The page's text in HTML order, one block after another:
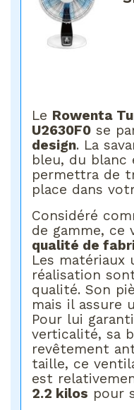
Le Rowenta
U2630F0 se
design. La
bleu, du
permettra de
place dans
Considéré
de gamme, ce
qualité de
Les matériaux
réalisation
qualité. Son
mais il assure
Pour lui
verticalité, sa
revêtement
taille, ce
est
2.2 kilos pour